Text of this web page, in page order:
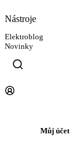
Nástroje
Elektroblog
Novinky
Můj účet